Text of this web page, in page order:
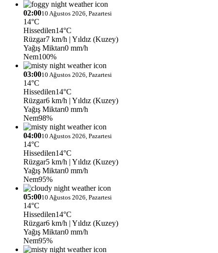
02:0010 Ağustos 2026, Pazartesi
14°C
Hissedilen14°C
Rüzgar7 km/h | Yıldız (Kuzey)
Yağış Miktarı0 mm/h
Nem100%
03:0010 Ağustos 2026, Pazartesi
14°C
Hissedilen14°C
Rüzgar6 km/h | Yıldız (Kuzey)
Yağış Miktarı0 mm/h
Nem98%
04:0010 Ağustos 2026, Pazartesi
14°C
Hissedilen14°C
Rüzgar5 km/h | Yıldız (Kuzey)
Yağış Miktarı0 mm/h
Nem95%
05:0010 Ağustos 2026, Pazartesi
14°C
Hissedilen14°C
Rüzgar6 km/h | Yıldız (Kuzey)
Yağış Miktarı0 mm/h
Nem95%